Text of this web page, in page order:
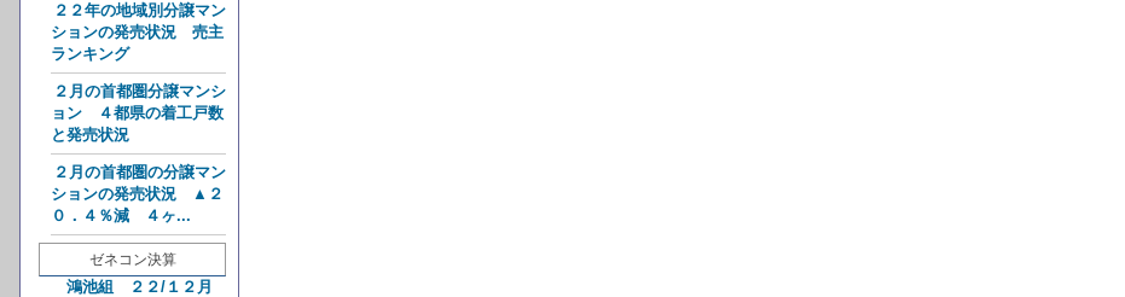
２２年の地域別分譲マン
ションの発売状況 売主
ランキング
２月の首都圏分譲マンシ
ョン ４都県の着工戸数
と発売状況
２月の首都圏の分譲マン
ションの発売状況 ▲２
０．４％減 ４ヶ...
ゼネコン決算
鴻池組 ２２/１２月